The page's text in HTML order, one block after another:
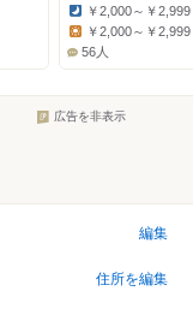
Dinner:
￥2,000～￥2,999
Lunch:
￥2,000～￥2,999
56人
広告を非表示
編集
住所を編集